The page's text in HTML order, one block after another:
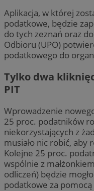
Aplikacja, w której
podatkowe, będzie
do tych zeznań oraz
Odbioru (UPO)
podatkowego do
Tylko dwa
PIT
Wprowadzenie
25 proc. podatników
niekorzystających z
musiało nic robić, aby
Kolejne 25 proc.
wspólnie z
odliczeń) będzie
podatkowe za